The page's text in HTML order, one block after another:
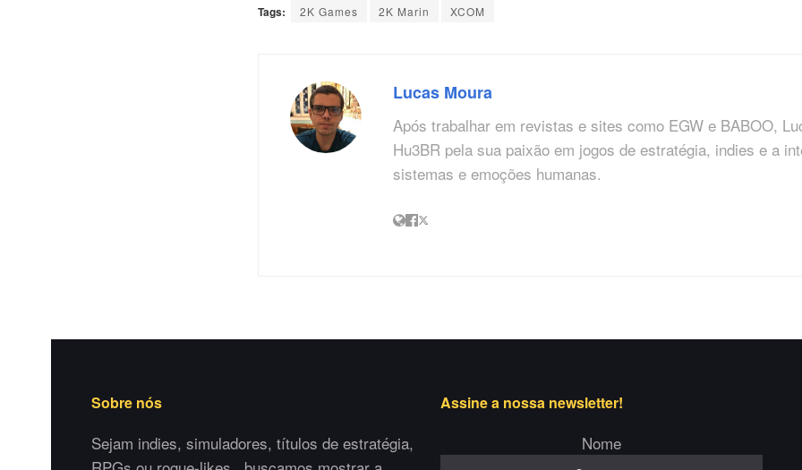
Tags: 2K Games 2K Marin XCOM
Lucas Moura
Após trabalhar em revistas e sites como EGW e BABOO,
Hu3BR pela sua paixão em jogos de estratégia, indies e a
sistemas e emoções humanas.
Sobre nós
Sejam indies, simuladores, títulos de estratégia,
Assine a nossa newsletter!
Nome